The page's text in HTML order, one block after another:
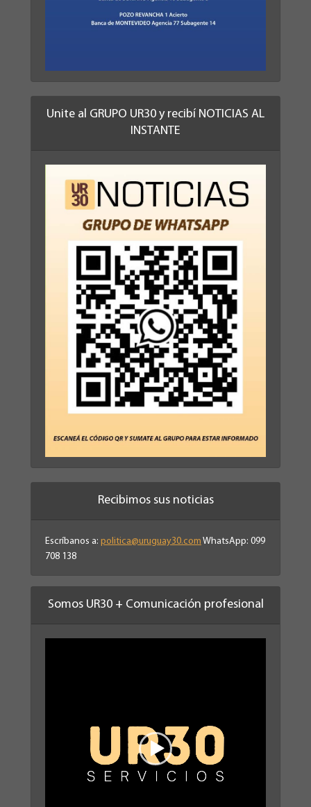
Unite al GRUPO UR30 y recibí NOTICIAS AL
INSTANTE
Recibimos sus noticias
Escríbanos a: politica@uruguay30.com WhatsApp: 099
708 138
Somos UR30 + Comunicación profesional